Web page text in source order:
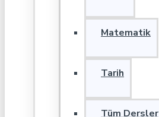
Matematik
Tarih
Tüm Dersler